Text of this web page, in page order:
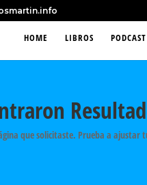
HOME LIBROS PODCAST
que solicitaste. Prueba a